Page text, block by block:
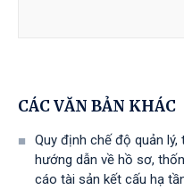
CÁC VĂN BẢN KHÁC
Quy định chế độ quản
hướng dẫn về hồ sơ,
cáo tài sản kết cấu hạ